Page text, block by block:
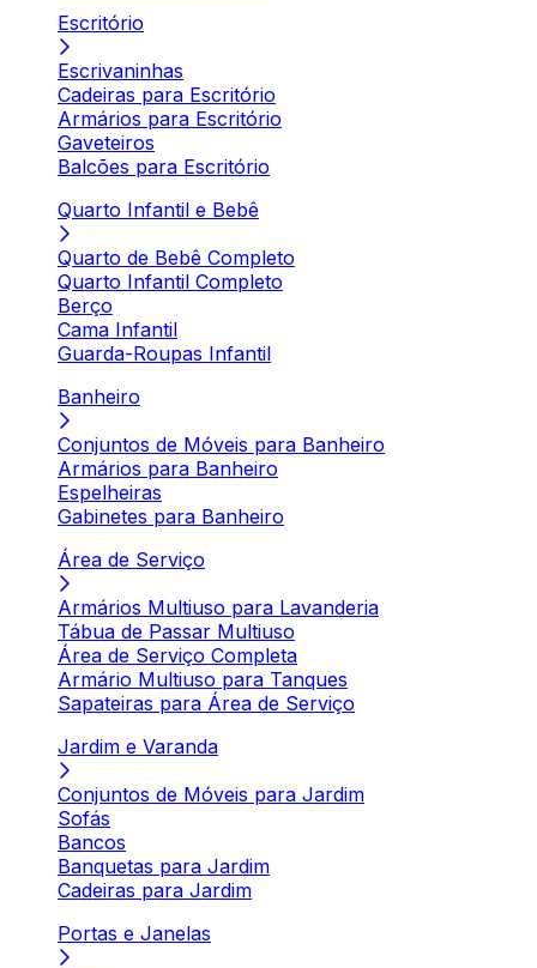
Escritório
Escrivaninhas
Cadeiras para Escritório
Armários para Escritório
Gaveteiros
Balcões para Escritório
Quarto Infantil e Bebê
Quarto de Bebê Completo
Quarto Infantil Completo
Berço
Cama Infantil
Guarda-Roupas Infantil
Banheiro
Conjuntos de Móveis para Banheiro
Armários para Banheiro
Espelheiras
Gabinetes para Banheiro
Área de Serviço
Armários Multiuso para Lavanderia
Tábua de Passar Multiuso
Área de Serviço Completa
Armário Multiuso para Tanques
Sapateiras para Área de Serviço
Jardim e Varanda
Conjuntos de Móveis para Jardim
Sofás
Bancos
Banquetas para Jardim
Cadeiras para Jardim
Portas e Janelas